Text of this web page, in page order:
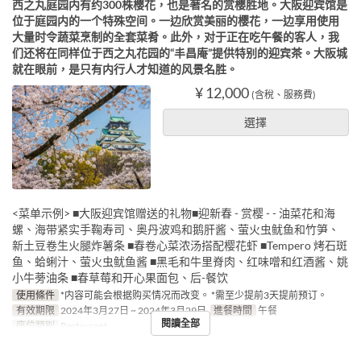
西之丸庭园内有约300株樱花，也是著名的赏樱胜地。大阪迎宾馆是
位于庭园内的一个特殊空间。一边欣赏美丽的樱花，一边享用使用
大量时令蔬菜烹制的全套菜肴。此外，对于正在吃午餐的客人，我
们还将在同样位于西之丸花园的“丰昌庵”提供特别的迎宾茶。大阪城
就在眼前，是只有内行人才知道的风景名胜。
¥ 12,000 (含稅、服務費)
選擇
<菜单示例> ■大阪迎宾馆赠送的礼物■迎新春 - 赏樱 - - 油菜花和海
螺、海带紧实手鞠寿司、奥丹波鸡和鹅肝酱、萤火虫鱿鱼和竹笋、
新土豆卷生火腿炸薯条 ■春卷心菜浓汤搭配樱花虾 ■Tempero 烤石斑
鱼、蛤蜊汁、萤火虫鱿鱼酱 ■黑毛和牛里脊肉、红味噌和红酒酱、姚
小牛蒡油条 ■春草莓和开心果面包、后-餐饮
使用條件 *内容可能会根据购买情况而改变。 *需至少提前3天提前预订。
有效期限 2024年3月27日 ~ 2024年3月29日 進餐時間 午餐
座位類別 Restaurant 閱讀全部